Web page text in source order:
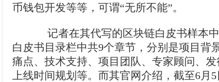
币钱包开发等等，可谓“无所不能”。
记者在其代写的区块链白皮书样本中
白皮书目录栏中共9个章节，分别是项目背
痛点、技术支持、项目团队、专家顾问、
上线时间规划等。而其官网介绍，截至6月